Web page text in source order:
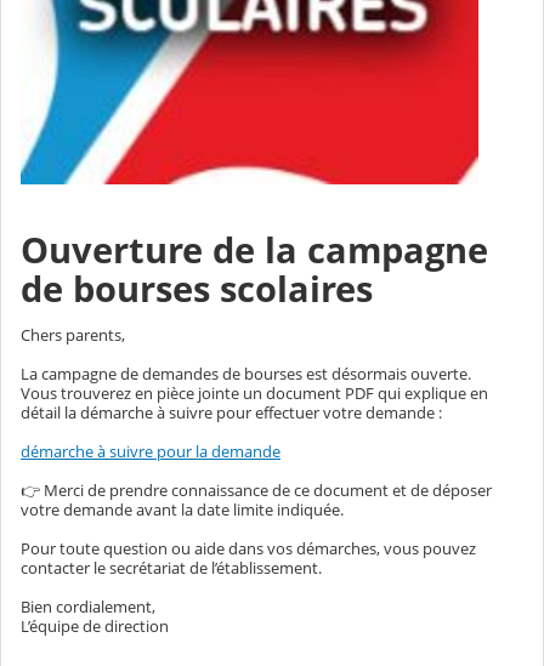
Ouverture de la campagne
de bourses scolaires
Chers parents,
La campagne de demandes de bourses est désormais ouverte.
Vous trouverez en pièce jointe un document PDF qui explique en
détail la démarche à suivre pour effectuer votre demande :
démarche à suivre pour la demande
👉 Merci de prendre connaissance de ce document et de déposer
votre demande avant la date limite indiquée.
Pour toute question ou aide dans vos démarches, vous pouvez
contacter le secrétariat de l’établissement.
Bien cordialement,
L’équipe de direction